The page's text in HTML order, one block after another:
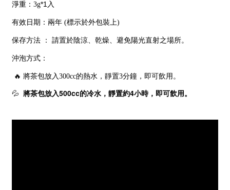
淨重： 3g*1入
有效日期：兩年 (標示於外包裝上)
保存方法 ： 請置於陰涼、乾燥、避免陽光直射之場所。
沖泡方式：
🔥 將茶包放入 300cc的熱水，靜置3分鐘，即可飲用。
💦 將茶包放入500cc的冷水，靜置約4小時，即可飲用。